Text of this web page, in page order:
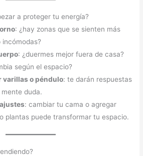
a proteger tu energía?
: ¿hay zonas que se sienten más
: ¿duermes mejor fuera de casa?
según el espacio?
varillas o péndulo: te darán respuestas
duda.
: cambiar tu cama o agregar
plantas puede transformar tu espacio.